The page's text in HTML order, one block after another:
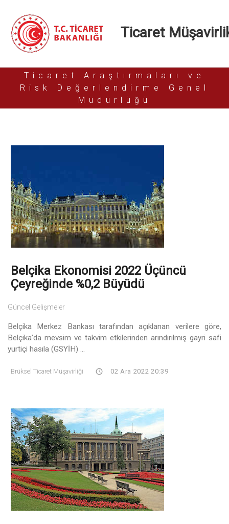
Ticaret
Ticaret Araştırmaları ve
Risk Değerlendirme Genel
Müdürlüğü
Belçika Ekonomisi 2022 Üçüncü
Çeyreğinde %0,2 Büyüdü
Güncel Gelişmeler
Belçika Merkez Bankası tarafından açıklanan verilere göre,
Belçika’da mevsim ve takvim etkilerinden arındırılmış gayri safi
yurtiçi hasıla (GSYİH) ...
Brüksel Ticaret Müşavirliği 02 Ara 2022 20:39